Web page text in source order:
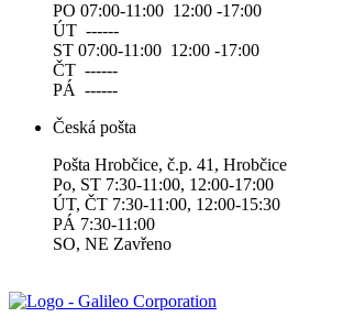
PO 07:00-11:00 12:00 -17:00
ÚT ------
ST 07:00-11:00 12:00 -17:00
ČT ------
PÁ ------
Česká pošta
Pošta Hrobčice, č.p. 41, Hrobčice
Po, ST 7:30-11:00, 12:00-17:00
ÚT, ČT 7:30-11:00, 12:00-15:30
PÁ 7:30-11:00
SO, NE Zavřeno